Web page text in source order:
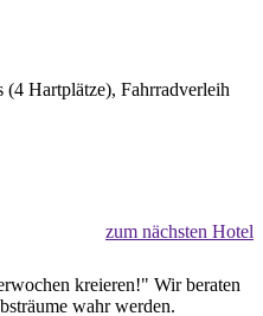
Hartplätze), Fahrradverleih
zum nächsten Hotel
kreieren!" Wir beraten
wahr werden.